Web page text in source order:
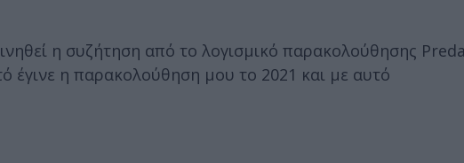
η συζήτηση από το λογισμικό παρακολούθησης
έγινε η παρακολούθηση μου το 2021 και με αυτό